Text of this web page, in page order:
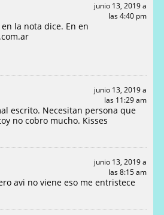
junio 13, 2019 a
las 4:40 pm
la nota dice. En en
junio 13, 2019 a
las 11:29 am
escrito. Necesitan persona que
no cobro mucho. Kisses
junio 13, 2019 a
las 8:15 am
avi no viene eso me entristece